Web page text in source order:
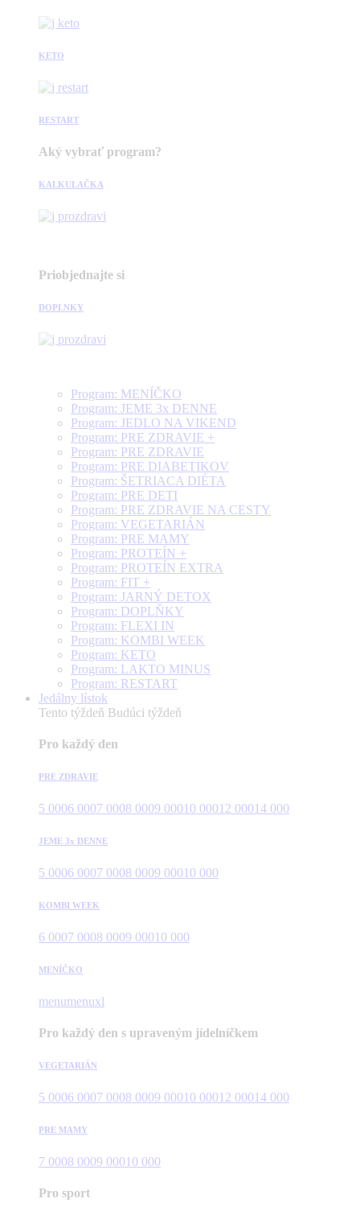
KETO
RESTART
Aký vybrať program?
KALKULAČKA
Priobjednajte si
DOPLNKY
Program: MENÍČKO
Program: JEME 3x DENNE
Program: JEDLO NA VIKEND
Program: PRE ZDRAVIE +
Program: PRE ZDRAVIE
Program: PRE DIABETIKOV
Program: ŠETRIACA DIÉTA
Program: PRE DETI
Program: PRE ZDRAVIE NA CESTY
Program: VEGETARIÁN
Program: PRE MAMY
Program: PROTEÍN +
Program: PROTEÍN EXTRA
Program: FIT +
Program: JARNÝ DETOX
Program: DOPLŇKY
Program: FLEXI IN
Program: KOMBI WEEK
Program: KETO
Program: LAKTO MINUS
Program: RESTART
Jedálny lístok
Tento týždeň Budúci týždeň
Pro každý den
PRE ZDRAVIE
5 0006 0007 0008 0009 00010 00012 00014 000
JEME 3x DENNE
5 0006 0007 0008 0009 00010 000
KOMBI WEEK
6 0007 0008 0009 00010 000
MENÍČKO
menumenuxl
Pro každý den s upraveným jídelníčkem
VEGETARIÁN
5 0006 0007 0008 0009 00010 00012 00014 000
PRE MAMY
7 0008 0009 00010 000
Pro sport